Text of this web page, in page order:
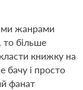
жанрами
більше
книжку на
бачу і просто
фанат